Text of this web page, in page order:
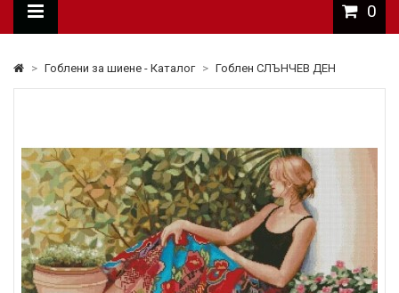
0
> Гоблени за шиене - Каталог > Гоблен СЛЪНЧЕВ ДЕН